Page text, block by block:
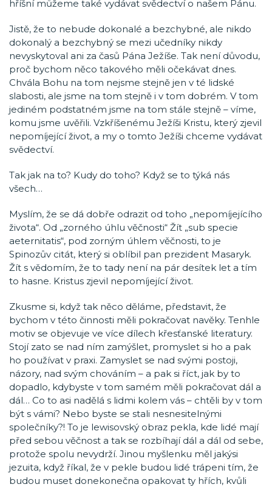
hříšní můžeme také vydávat svědectví o našem Pánu.
Jistě, že to nebude dokonalé a bezchybné, ale nikdo
dokonalý a bezchybný se mezi učedníky nikdy
nevyskytoval ani za časů Pána Ježíše. Tak není důvodu,
proč bychom něco takového měli očekávat dnes.
Chvála Bohu na tom nejsme stejně jen v té lidské
slabosti, ale jsme na tom stejně i v tom dobrém. V tom
jediném podstatném jsme na tom stále stejně – víme,
komu jsme uvěřili. Vzkříšenému Ježíši Kristu, který zjevil
nepomíjející život, a my o tomto Ježíši chceme vydávat
svědectví.
Tak jak na to? Kudy do toho? Když se to týká nás
všech…
Myslím, že se dá dobře odrazit od toho „nepomíjejícího
života“. Od „zorného úhlu věčnosti“ Žít „sub specie
aeternitatis“, pod zorným úhlem věčnosti, to je
Spinozův citát, který si oblíbil pan prezident Masaryk.
Žít s vědomím, že to tady není na pár desítek let a tím
to hasne. Kristus zjevil nepomíjející život.
Zkusme si, když tak něco děláme, představit, že
bychom v této činnosti měli pokračovat navěky. Tenhle
motiv se objevuje ve více dílech křesťanské literatury.
Stojí zato se nad ním zamýšlet, promyslet si ho a pak
ho používat v praxi. Zamyslet se nad svými postoji,
názory, nad svým chováním – a pak si říct, jak by to
dopadlo, kdybyste v tom samém měli pokračovat dál a
dál… Co to asi nadělá s lidmi kolem vás – chtěli by v tom
být s vámi? Nebo byste se stali nesnesitelnými
společníky?! To je lewisovský obraz pekla, kde lidé mají
před sebou věčnost a tak se rozbíhají dál a dál od sebe,
protože spolu nevydrží. Jinou myšlenku měl jakýsi
jezuita, když říkal, že v pekle budou lidé trápeni tím, že
budou muset donekonečna opakovat ty hřích, kvůli